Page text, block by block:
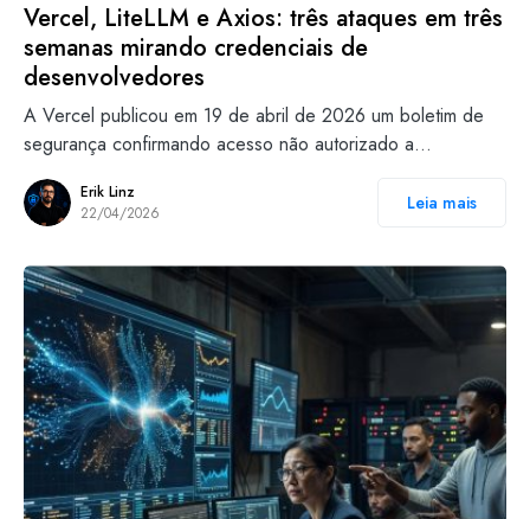
Vercel, LiteLLM e Axios: três ataques em três
semanas mirando credenciais de
desenvolvedores
A Vercel publicou em 19 de abril de 2026 um boletim de
segurança confirmando acesso não autorizado a…
Erik Linz
22/04/2026
Leia mais